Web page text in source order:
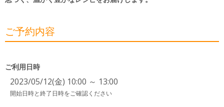
ご予約内容
ご利用日時
2023/05/12(金) 10:00 ～ 13:00
開始日時と終了日時をご確認ください